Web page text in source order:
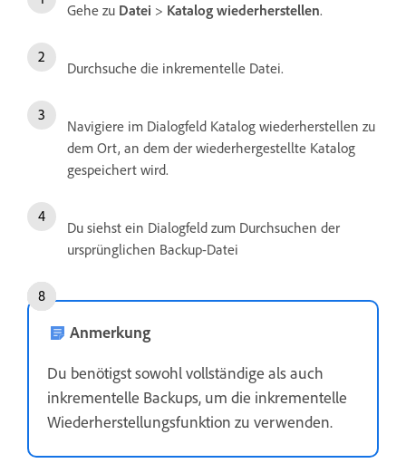
Gehe zu Datei > Katalog wiederherstellen.
Durchsuche die inkrementelle Datei.
Navigiere im Dialogfeld Katalog wiederherstellen zu
dem Ort, an dem der wiederhergestellte Katalog
gespeichert wird.
Du siehst ein Dialogfeld zum Durchsuchen der
ursprünglichen Backup-Datei
Anmerkung
Du benötigst sowohl vollständige als auch
inkrementelle Backups, um die inkrementelle
Wiederherstellungsfunktion zu verwenden.